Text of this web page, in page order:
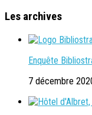
Les archives
Enquête
7 décembre